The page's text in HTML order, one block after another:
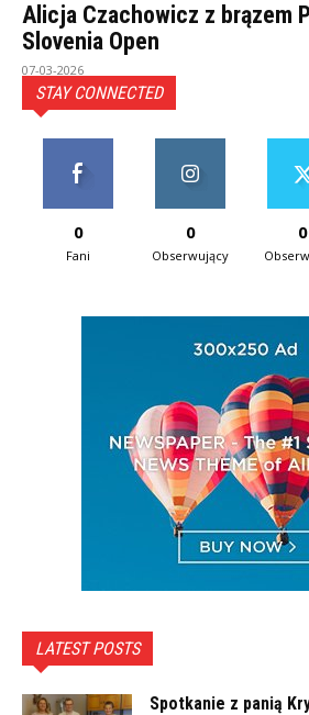
Alicja Czachowicz z brązem
Slovenia Open
07-03-2026
STAY CONNECTED
0
Fani
0
Obserwujący
0
LATEST POSTS
Spotkanie z panią